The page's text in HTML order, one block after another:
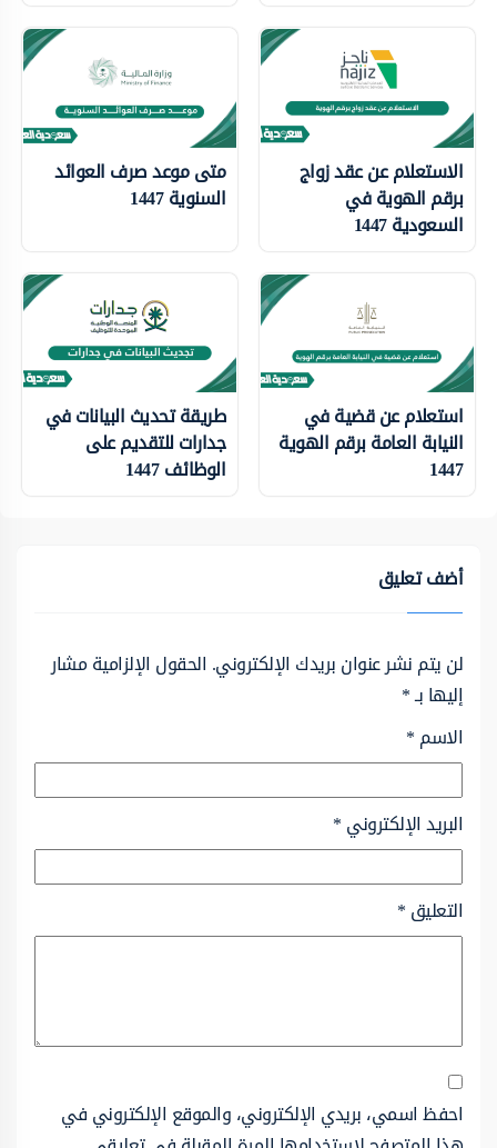
الاستعلام عن عقد زواج
برقم الهوية في
السعودية 1447
متى موعد صرف العوائد
السنوية 1447
استعلام عن قضية في
النيابة العامة برقم الهوية
1447
طريقة تحديث البيانات في
جدارات للتقديم على
الوظائف 1447
أضف تعليق
لن يتم نشر عنوان بريدك الإلكتروني. الحقول الإلزامية مشار
إليها بـ*
الاسم*
البريد الإلكتروني*
التعليق*
احفظ اسمي، بريدي الإلكتروني، والموقع الإلكتروني في